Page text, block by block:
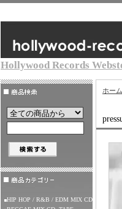
Hollywood Records
HIP HOP / R&B / EDM MIX CD
ホーム